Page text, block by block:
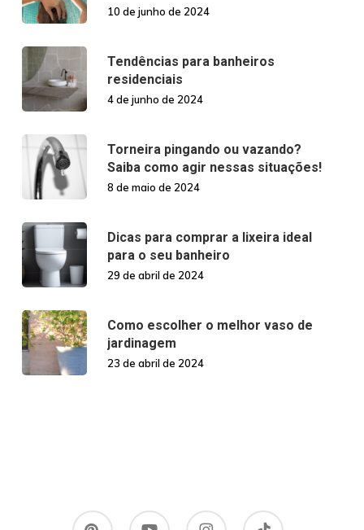
10 de junho de 2024
Tendências para banheiros
residenciais
4 de junho de 2024
Torneira pingando ou vazando?
Saiba como agir nessas situações!
8 de maio de 2024
Dicas para comprar a lixeira ideal
para o seu banheiro
29 de abril de 2024
Como escolher o melhor vaso de
jardinagem
23 de abril de 2024
pinterest youtube instagram tiktok